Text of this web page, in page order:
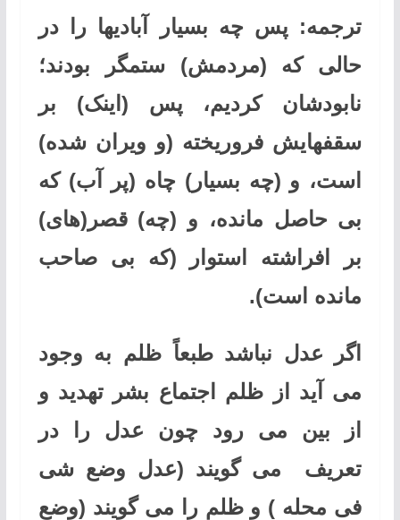
ترجمه: پس چه بسیار آبادیها را در
حالی که (مردمش) ستمگر بودند؛
نابودشان کردیم، پس (اینک) بر
سقفهایش فروریخته (و ویران شده)
است، و (چه بسیار) چاه (پر آب) که
بی حاصل مانده، و (چه) قصر(های)
بر افراشته استوار (که بی صاحب
مانده است).
اگر عدل نباشد طبعاً ظلم به وجود
می آید از ظلم اجتماع بشر تهدید و
از بین می رود چون عدل را در
تعریف
می گویند (عدل وضع شی
فی محله ) و ظلم را می گویند (وضع